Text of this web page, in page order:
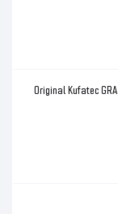
Original Kufatec